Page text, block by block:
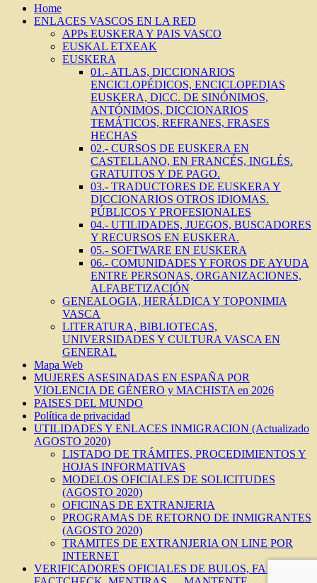
Home
ENLACES VASCOS EN LA RED
APPs EUSKERA Y PAIS VASCO
EUSKAL ETXEAK
EUSKERA
01.- ATLAS, DICCIONARIOS
ENCICLOPÉDICOS, ENCICLOPEDIAS
EUSKERA, DICC. DE SINÓNIMOS,
ANTÓNIMOS, DICCIONARIOS
TEMÁTICOS, REFRANES, FRASES
HECHAS
02.- CURSOS DE EUSKERA EN
CASTELLANO, EN FRANCÉS, INGLÉS.
GRATUITOS Y DE PAGO.
03.- TRADUCTORES DE EUSKERA Y
DICCIONARIOS OTROS IDIOMAS.
PÚBLICOS Y PROFESIONALES
04.- UTILIDADES, JUEGOS, BUSCADORES
Y RECURSOS EN EUSKERA.
05.- SOFTWARE EN EUSKERA
06.- COMUNIDADES Y FOROS DE AYUDA
ENTRE PERSONAS, ORGANIZACIONES,
ALFABETIZACIÓN
GENEALOGIA, HERÁLDICA Y TOPONIMIA
VASCA
LITERATURA, BIBLIOTECAS,
UNIVERSIDADES Y CULTURA VASCA EN
GENERAL
Mapa Web
MUJERES ASESINADAS EN ESPAÑA POR
VIOLENCIA DE GÉNERO y MACHISTA en 2026
PAISES DEL MUNDO
Política de privacidad
UTILIDADES Y ENLACES INMIGRACION (Actualizado
AGOSTO 2020)
LISTADO DE TRÁMITES, PROCEDIMIENTOS Y
HOJAS INFORMATIVAS
MODELOS OFICIALES DE SOLICITUDES
(AGOSTO 2020)
OFICINAS DE EXTRANJERIA
PROGRAMAS DE RETORNO DE INMIGRANTES
(AGOSTO 2020)
TRAMITES DE EXTRANJERIA ON LINE POR
INTERNET
VERIFICADORES OFICIALES DE BULOS, FAKES,